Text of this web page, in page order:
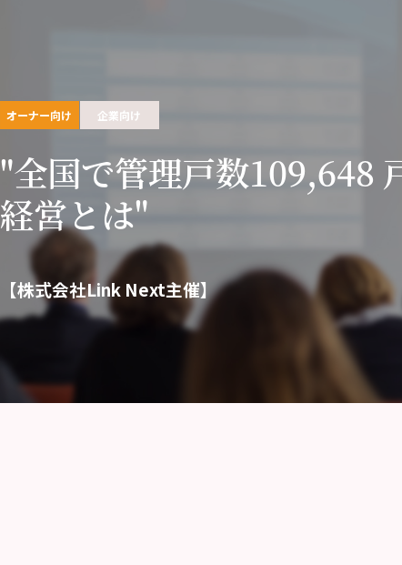
オーナー向け 企業向け
"全国で管理戸数109,648
経営とは"
【株式会社Link Next主催】